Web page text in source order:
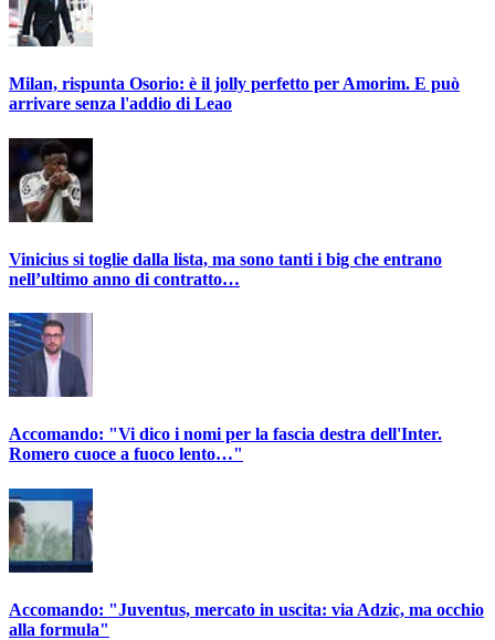
Milan, rispunta Osorio: è il jolly perfetto per Amorim. E può
arrivare senza l'addio di Leao
Vinicius si toglie dalla lista, ma sono tanti i big che entrano
nell’ultimo anno di contratto…
Accomando: "Vi dico i nomi per la fascia destra dell'Inter.
Romero cuoce a fuoco lento…"
Accomando: "Juventus, mercato in uscita: via Adzic, ma occhio
alla formula"